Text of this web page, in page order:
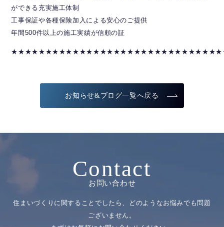
ができる充実施工体制
工事保証や各種保険加入による安心のご提供
年間500件以上の施工実績が信頼の証
お知らせ&ブログ一覧へ戻る
Contact
お問い合わせ
住まいづくりに関することでしたら、どのようなお悩みでも問題
ございません。